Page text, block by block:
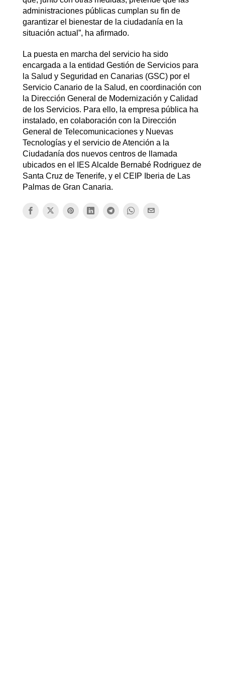
administraciones públicas cumplan su fin de
garantizar el bienestar de la ciudadanía en la
situación actual”, ha afirmado.
La puesta en marcha del servicio ha sido
encargada a la entidad Gestión de Servicios para
la Salud y Seguridad en Canarias (GSC) por el
Servicio Canario de la Salud, en coordinación con
la Dirección General de Modernización y Calidad
de los Servicios. Para ello, la empresa pública ha
instalado, en colaboración con la Dirección
General de Telecomunicaciones y Nuevas
Tecnologías y el servicio de Atención a la
Ciudadanía dos nuevos centros de llamada
ubicados en el IES Alcalde Bernabé Rodriguez de
Santa Cruz de Tenerife, y el CEIP Iberia de Las
Palmas de Gran Canaria.​